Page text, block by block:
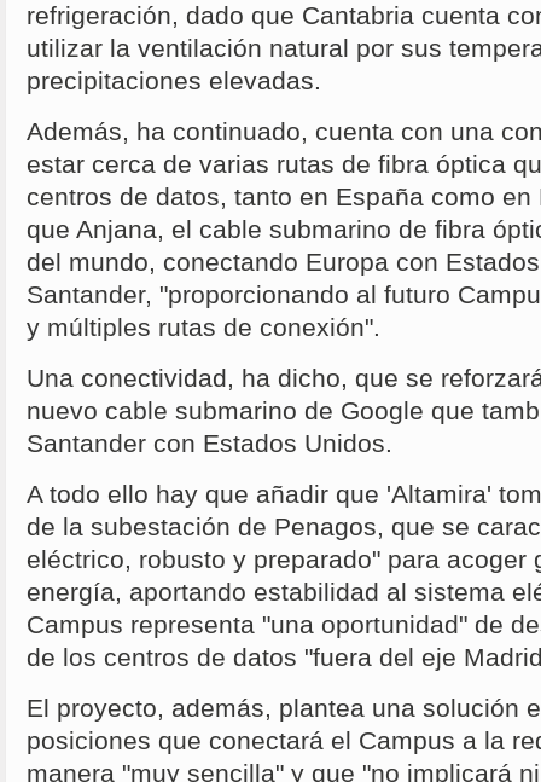
refrigeración, dado que Cantabria cuenta
utilizar la ventilación natural por sus
precipitaciones elevadas.
Además, ha continuado, cuenta con una
estar cerca de varias rutas de fibra óptica
centros de datos, tanto en España como
que Anjana, el cable submarino de fibra
del mundo, conectando Europa con
Santander, "proporcionando al futuro
y múltiples rutas de conexión".
Una conectividad, ha dicho, que se
nuevo cable submarino de Google que
Santander con Estados Unidos.
A todo ello hay que añadir que 'Altamira'
de la subestación de Penagos, que se
eléctrico, robusto y preparado" para acoger
energía, aportando estabilidad al sistema
Campus representa "una oportunidad" de
de los centros de datos "fuera del eje
El proyecto, además, plantea una solución
posiciones que conectará el Campus a la
manera "muy sencilla" y que "no implicará